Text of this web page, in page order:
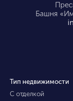
Башня
Тип недвижимости
С отделкой